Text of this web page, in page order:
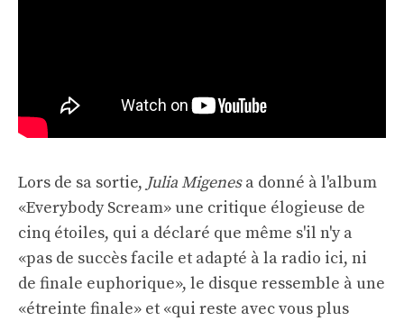
Lors de sa sortie, Julia Migenesa donné à l'album
«Everybody Scream» une critique élogieuse de
cinq étoiles, qui a déclaré que même s'il n'y a
«pas de succès facile et adapté à la radio ici, ni
de finale euphorique», le disque ressemble à une
«étreinte finale» et «qui reste avec vous plus